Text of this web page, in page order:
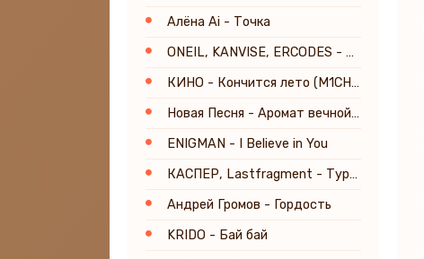
Алёна Ai - Точка
ONEIL, KANVISE, ERCODES - Stepping into Light
КИНО - Кончится лето (M1CH3L P. & Red Line Remix) Radio Version
Новая Песня - Аромат вечной любви
ENIGMAN - I Believe in You
КАСПЕР, Lastfragment - Туристы (Slowed Phonk Remix)
Андрей Громов - Гордость
KRIDO - Бай бай